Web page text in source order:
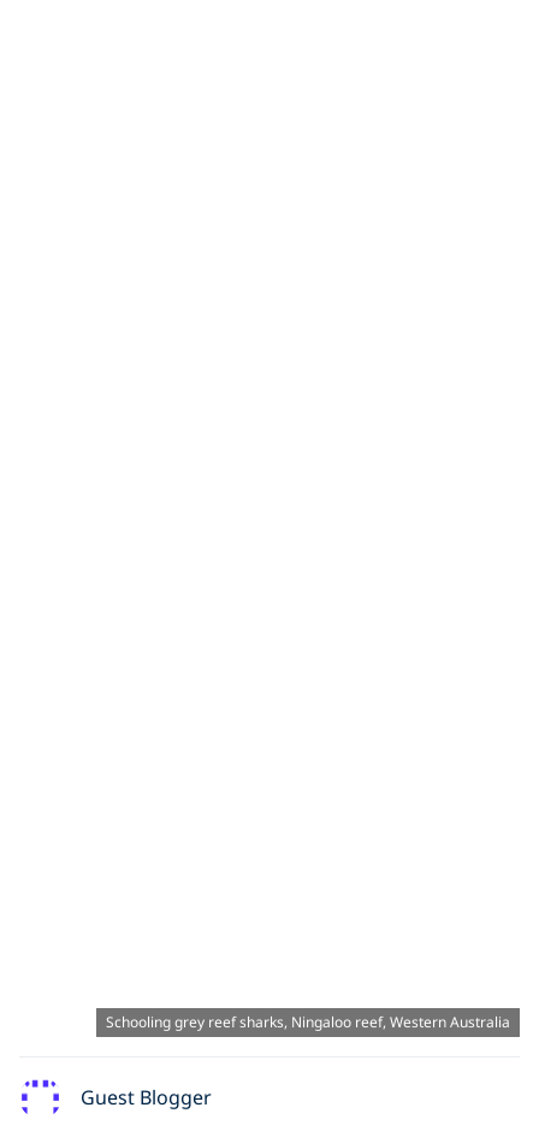
Schooling grey reef sharks, Ningaloo reef, Western Australia
Guest Blogger